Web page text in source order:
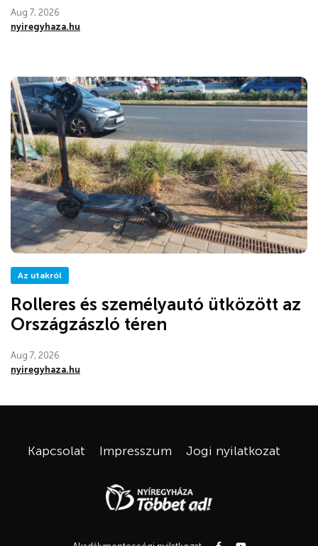
Aug 7, 2026
nyiregyhaza.hu
Az utakról
Rolleres és személyautó ütközött az
Országzászló téren
Aug 7, 2026
nyiregyhaza.hu
Kapcsolat Impresszum Jogi nyilatkozat